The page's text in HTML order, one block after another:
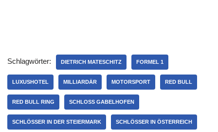
Schlagwörter: DIETRICH MATESCHITZ FORMEL 1
LUXUSHOTEL MILLIARDÄR MOTORSPORT RED BULL
RED BULL RING SCHLOSS GABELHOFEN
SCHLÖSSER IN DER STEIERMARK SCHLÖSSER IN ÖSTERREICH